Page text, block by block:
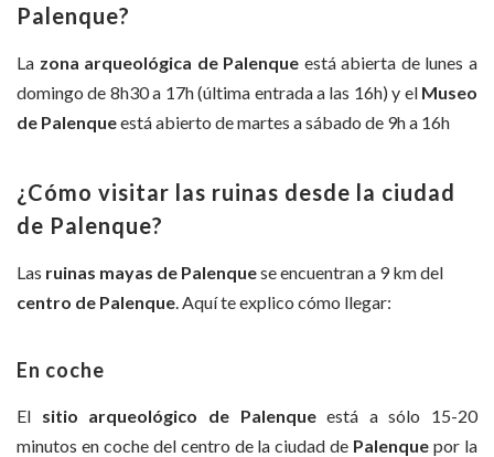
Palenque?
La zona arqueológica de Palenque está abierta de lunes a
domingo de 8h30 a 17h (última entrada a las 16h) y el Museo
de Palenqueestá abierto de martes a sábado de 9h a 16h
¿Cómo visitar las ruinas desde la ciudad
de Palenque?
Las ruinas mayas de Palenquese encuentran a 9 km del
centro de Palenque. Aquí te explico cómo llegar:
En coche
El sitio arqueológico de Palenqueestá a sólo 15-20
minutos en coche del centro de la ciudad de Palenque por la